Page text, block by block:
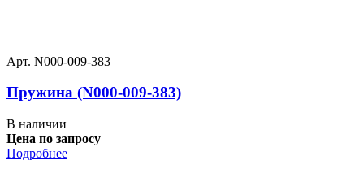
Арт. N000-009-383
Пружина (N000-009-383)
В наличии
Цена по запросу
Подробнее